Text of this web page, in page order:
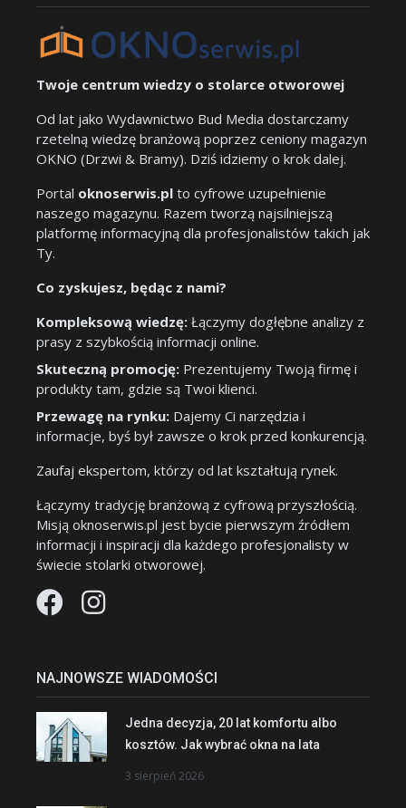
Twoje centrum wiedzy o stolarce otworowej
Od lat jako Wydawnictwo Bud Media dostarczamy
rzetelną wiedzę branżową poprzez ceniony magazyn
OKNO (Drzwi & Bramy). Dziś idziemy o krok dalej.
Portal oknoserwis.pl to cyfrowe uzupełnienie
naszego magazynu. Razem tworzą najsilniejszą
platformę informacyjną dla profesjonalistów takich jak
Ty.
Co zyskujesz, będąc z nami?
Kompleksową wiedzę: Łączymy dogłębne analizy z
prasy z szybkością informacji online.
Skuteczną promocję: Prezentujemy Twoją firmę i
produkty tam, gdzie są Twoi klienci.
Przewagę na rynku: Dajemy Ci narzędzia i
informacje, byś był zawsze o krok przed konkurencją.
Zaufaj ekspertom, którzy od lat kształtują rynek.
Łączymy tradycję branżową z cyfrową przyszłością.
Misją oknoserwis.pl jest bycie pierwszym źródłem
informacji i inspiracji dla każdego profesjonalisty w
świecie stolarki otworowej.
NAJNOWSZE WIADOMOŚCI
Jedna decyzja, 20 lat komfortu albo
kosztów. Jak wybrać okna na lata
3 sierpień 2026